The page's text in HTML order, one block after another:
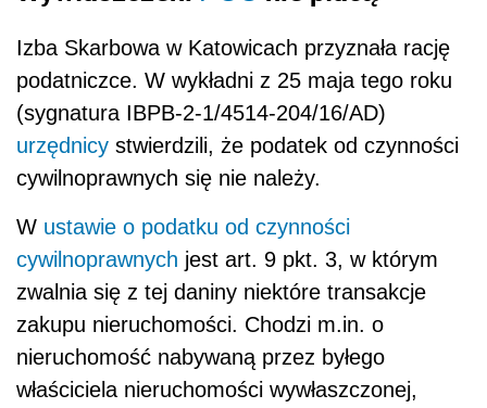
Izba Skarbowa w Katowicach przyznała rację
podatniczce. W wykładni z 25 maja tego roku
(sygnatura IBPB-2-1/4514-204/16/AD)
urzędnicy stwierdzili, że podatek od czynności
cywilnoprawnych się nie należy.
W ustawie o podatku od czynności
cywilnoprawnych jest art. 9 pkt. 3, w którym
zwalnia się z tej daniny niektóre transakcje
zakupu nieruchomości. Chodzi m.in. o
nieruchomość nabywaną przez byłego
właściciela nieruchomości wywłaszczonej,